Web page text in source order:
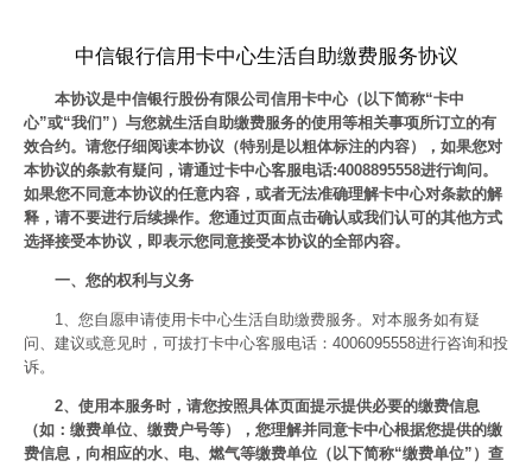
中信银行信用卡中心生活自助缴费服务协议
本协议是中信银行股份有限公司信用卡中心（以下简称“卡中
心”或“我们”）与您就生活自助缴费服务的使用等相关事项所订立的有
效合约。请您仔细阅读本协议（特别是以粗体标注的内容），如果您对
本协议的条款有疑问，请通过卡中心客服电话:4008895558进行询问。
如果您不同意本协议的任意内容，或者无法准确理解卡中心对条款的解
释，请不要进行后续操作。您通过页面点击确认或我们认可的其他方式
选择接受本协议，即表示您同意接受本协议的全部内容。
一、您的权利与义务
1、您自愿申请使用卡中心生活自助缴费服务。对本服务如有疑
问、建议或意见时，可拔打卡中心客服电话：4006095558进行咨询和投
诉。
2、使用本服务时，请您按照具体页面提示提供必要的缴费信息
（如：缴费单位、缴费户号等），您理解并同意卡中心根据您提供的缴
费信息，向相应的水、电、燃气等缴费单位（以下简称“缴费单位”）查